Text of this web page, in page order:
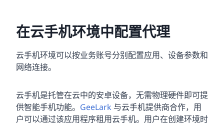
在云手机环境中配置代理
云手机环境可以按业务账号分别配置应用、设备参数和
网络连接。
云手机是托管在云中的安卓设备，无需物理硬件即可提
供智能手机功能。 GeeLark 与云手机提供商合作，用
户可以通过该应用程序租用云手机。用户在创建环境时